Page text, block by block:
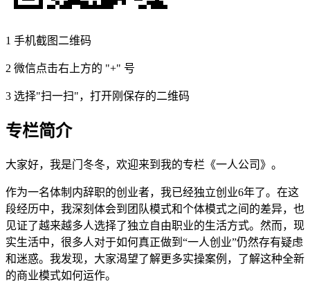
1 手机截图二维码
2 微信点击右上方的 "+" 号
3 选择"扫一扫"，打开刚保存的二维码
专栏简介
大家好，我是门冬冬，欢迎来到我的专栏《一人公司》。
作为一名体制内辞职的创业者，我已经独立创业6年了。在这
段经历中，我深刻体会到团队模式和个体模式之间的差异，也
见证了越来越多人选择了独立自由职业的生活方式。然而，现
实生活中，很多人对于如何真正做到“一人创业”仍然存有疑虑
和迷惑。我发现，大家渴望了解更多实操案例，了解这种全新
的商业模式如何运作。